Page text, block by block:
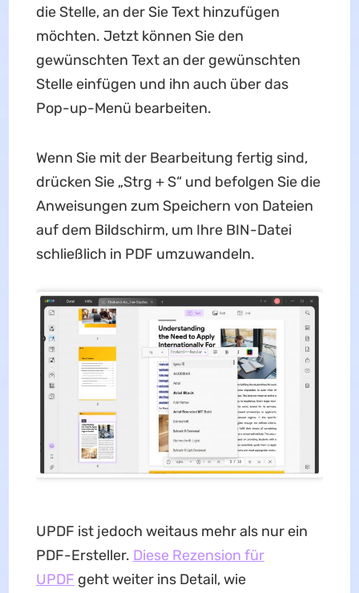
die Stelle, an der Sie Text hinzufügen
möchten. Jetzt können Sie den
gewünschten Text an der gewünschten
Stelle einfügen und ihn auch über das
Pop-up-Menü bearbeiten.
Wenn Sie mit der Bearbeitung fertig sind,
drücken Sie „Strg + S“ und befolgen Sie die
Anweisungen zum Speichern von Dateien
auf dem Bildschirm, um Ihre BIN-Datei
schließlich in PDF umzuwandeln.
UPDF ist jedoch weitaus mehr als nur ein
PDF-Ersteller. Diese Rezension für
UPDF geht weiter ins Detail, wie